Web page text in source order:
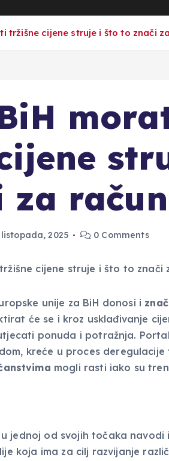
tržišne cijene struje i što to znači
2025 0 Comments
unije za BiH donosi i
će se i kroz usklađivanje
ponuda i potražnja.
kreće u proces
mogli rasti iako su
jednoj od svojih točaka navodi
koja ima za cilj razvijanje